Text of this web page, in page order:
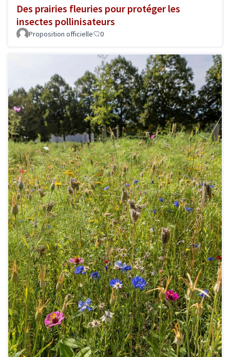
Des prairies fleuries pour protéger les
insectes pollinisateurs
Proposition officielle 0